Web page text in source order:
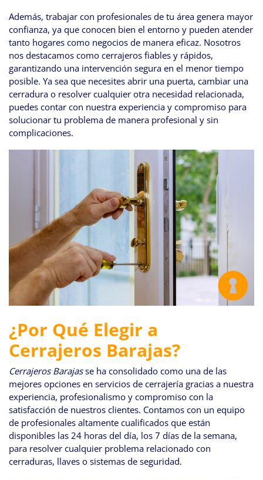
Además, trabajar con profesionales de tu área genera mayor
confianza, ya que conocen bien el entorno y pueden atender
tanto hogares como negocios de manera eficaz. Nosotros
nos destacamos como cerrajeros fiables y rápidos,
garantizando una intervención segura en el menor tiempo
posible. Ya sea que necesites abrir una puerta, cambiar una
cerradura o resolver cualquier otra necesidad relacionada,
puedes contar con nuestra experiencia y compromiso para
solucionar tu problema de manera profesional y sin
complicaciones.
¿Por Qué Elegir a
Cerrajeros Barajas?
Cerrajeros Barajasse ha consolidado como una de las
mejores opciones en servicios de cerrajería gracias a nuestra
experiencia, profesionalismo y compromiso con la
satisfacción de nuestros clientes. Contamos con un equipo
de profesionales altamente cualificados que están
disponibles las 24 horas del día, los 7 días de la semana,
para resolver cualquier problema relacionado con
cerraduras, llaves o sistemas de seguridad.